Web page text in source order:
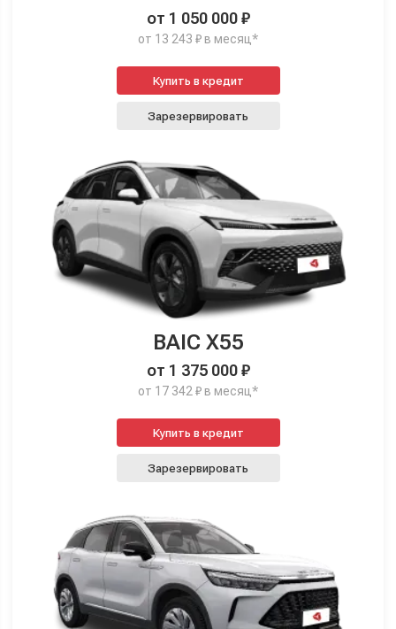
от 1 050 000 ₽
от 13 243 ₽ в месяц*
Купить в кредит
Зарезервировать
BAIC X55
от 1 375 000 ₽
от 17 342 ₽ в месяц*
Купить в кредит
Зарезервировать